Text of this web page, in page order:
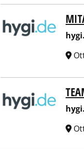
hygi.de GmbH & Co.
hygi.de GmbH & Co.